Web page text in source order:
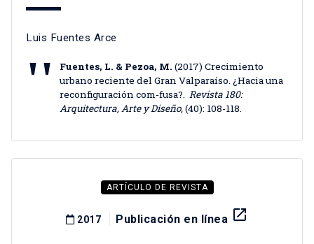
Luis Fuentes Arce
Fuentes, L. & Pezoa, M. (2017) Crecimiento
urbano reciente del Gran Valparaíso. ¿Hacia una
reconfiguración com-fusa?. Revista 180:
Arquitectura, Arte y Diseño,(40): 108-118.
ARTÍCULO DE REVISTA
2017 Publicación en línea launch